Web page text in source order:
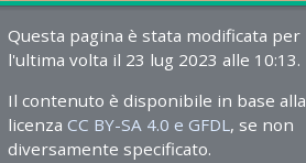
Questa pagina è stata modificata per
l'ultima volta il 23 lug 2023 alle 10:13.
Il contenuto è disponibile in base alla
licenza CC BY-SA 4.0 e GFDL, se non
diversamente specificato.